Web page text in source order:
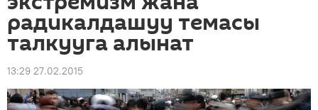
радикалдашуу темасы
талкууга алынат
13:29 27.02.2015